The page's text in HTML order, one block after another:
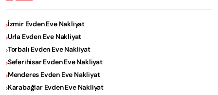
İzmir Evden Eve Nakliyat
Urla Evden Eve Nakliyat
Torbalı Evden Eve Nakliyat
Seferihisar Evden Eve Nakliyat
Menderes Evden Eve Nakliyat
Karabağlar Evden Eve Nakliyat